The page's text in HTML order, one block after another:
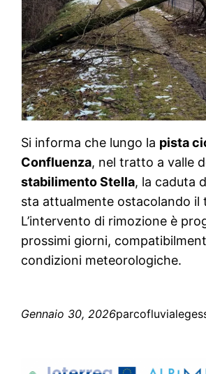
Si informa che lungo la pista
Confluenza, nel tratto a valle
stabilimento Stella, la caduta
sta attualmente ostacolando il
L’intervento di rimozione è
prossimi giorni,
condizioni meteorologiche.
Gennaio 30, 2026